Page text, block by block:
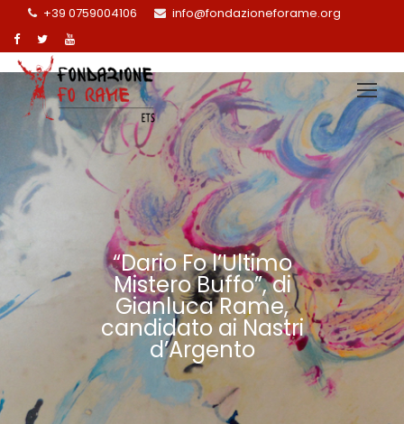
+39 0759004106 info@fondazioneforame.org
“Dario Fo l’Ultimo
Mistero Buffo”, di
Gianluca Rame,
candidato ai Nastri
d’Argento